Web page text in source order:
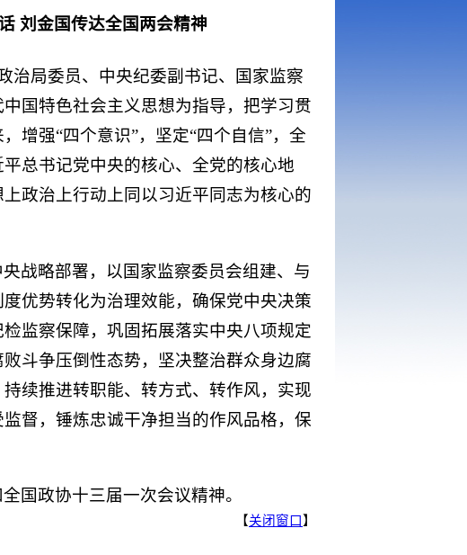
刘金国传达全国两会精神
治局委员、中央纪委副书记、国家监察
国特色社会主义思想为指导，把学习贯
增强“四个意识”，坚定“四个自信”，全
总书记党中央的核心、全党的核心地
政治上行动上同以习近平同志为核心的
战略部署，以国家监察委员会组建、与
优势转化为治理效能，确保党中央决策
监察保障，巩固拓展落实中央八项规定
斗争压倒性态势，坚决整治群众身边腐
续推进转职能、转方式、转作风，实现
督，锤炼忠诚干净担当的作风品格，保
国政协十三届一次会议精神。
【关闭窗口 】